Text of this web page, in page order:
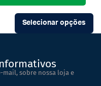
Selecionar opções
mail, sobre nossa loja e